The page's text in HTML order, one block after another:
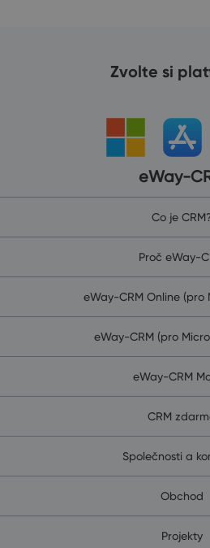
Zvolte si
eWay-
Co je
Proč eWay-
eWay-CRM Online (pro
eWay-CRM (pro
eWay-CRM
CRM
Společnosti a
Obchod
Projekty